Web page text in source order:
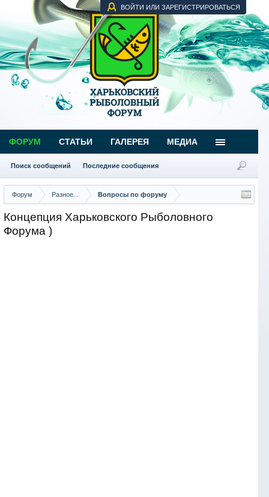
ВОЙТИ ИЛИ ЗАРЕГИСТРИРОВАТЬСЯ
Форум Разное... Вопросы по форуму
Концепция Харьковского Рыболовного
Форума )
ФОРУМ
Поиск сообщений Последние сообщения
СТАТЬИ ГАЛЕРЕЯ МЕДИА